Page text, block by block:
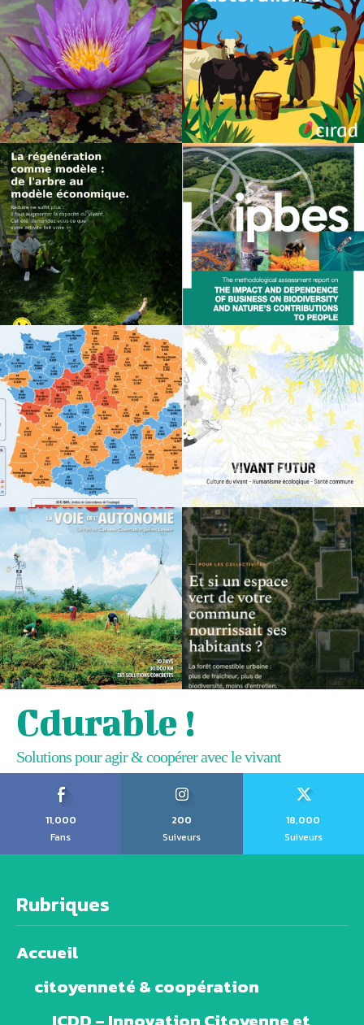
Cdurable !
Solutions pour agir & coopérer avec le vivant
11,000
Fans
200
Suiveurs
18,000
Suiveurs
Rubriques
Accueil
citoyenneté & coopération